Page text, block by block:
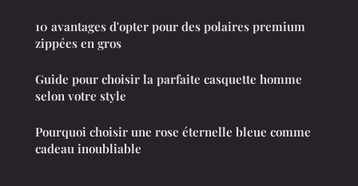
10 avantages d'opter pour des polaires premium
zippées en gros
Guide pour choisir la parfaite casquette homme
selon votre style
Pourquoi choisir une rose éternelle bleue comme
cadeau inoubliable